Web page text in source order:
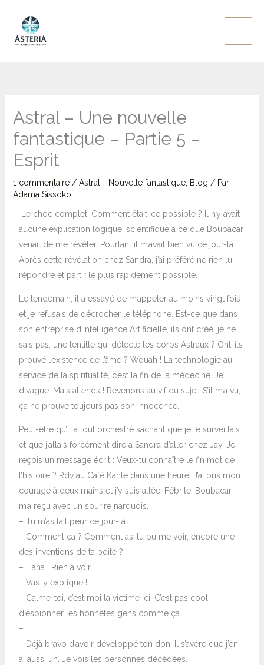
contenu
Astral – Une nouvelle
fantastique – Partie 5 –
Esprit
1 commentaire / Astral - Nouvelle fantastique, Blog / Par
Adama Sissoko
Le choc complet. Comment était-ce possible ? Il n’y avait
aucune explication logique, scientifique à ce que Boubacar
venait de me révéler. Pourtant il m’avait bien vu ce jour-là.
Après cette révélation chez Sandra, j’ai préféré ne rien lui
répondre et partir le plus rapidement possible.
Le lendemain, il a essayé de m’appeler au moins vingt fois
et je refusais de décrocher le téléphone. Est-ce que dans
son entreprise d’Intelligence Artificielle, ils ont créé, je ne
sais pas, une lentille qui détecte les corps Astraux ? Ont-ils
prouvé l’existence de l’âme ? Wouah ! La technologie au
service de la spiritualité, c’est la fin de la médecine. Je
divague. Mais attends ! Revenons au vif du sujet. S’il m’a vu,
ça ne prouve toujours pas son innocence.
Peut-être qu’il a tout orchestré sachant que je le surveillais
et que j’allais forcément dire à Sandra d’aller chez Jay. Je
reçois un message écrit : Veux-tu connaître le fin mot de
l’histoire ? Rdv au Café Kanté dans une heure. J’ai pris mon
courage à deux mains et j’y suis allée. Fébrile. Boubacar
m’a reçu avec un sourire narquois.
– Tu m’as fait peur ce jour-là.
– Comment ça ? Comment as-tu pu me voir, encore une
des inventions de ta boite ?
– Haha ! Rien à voir.
– Vas-y explique !
– Calme-toi, c’est moi la victime ici. C’est pas cool
d’espionner les honnêtes gens comme ça.
– …
– Déjà bravo d’avoir développé ton don. Il s’avère que j’en
ai aussi un. Je vois les personnes décédées.